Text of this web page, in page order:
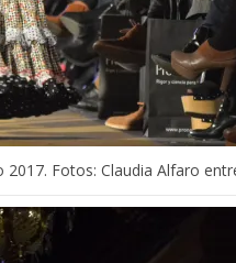
Fotos: Claudia Alfaro